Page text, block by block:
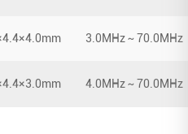
3.0MHz～70.0MHz
4.0MHz～70.0MHz